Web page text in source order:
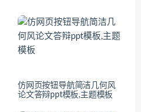
仿网页按钮导航简洁几何风
论文答辩ppt模板,主题模板